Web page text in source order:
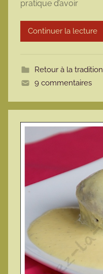
r
m
t
pratique d’avoir
Continuer la lecture
Retour à la tradition
9 commentaires